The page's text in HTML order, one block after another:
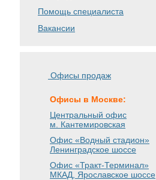
Помощь специалиста
Вакансии
Офисы продаж
Офисы в Москве:
Центральный офис
м. Кантемировская
Офис «Водный стадион»
Ленинградское шоссе
Офис «Тракт-Терминал»
МКАД, Ярославское шоссе